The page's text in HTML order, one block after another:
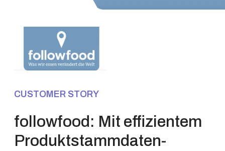
CUSTOMER STORY
followfood: Mit effizientem
Produktstammdaten-